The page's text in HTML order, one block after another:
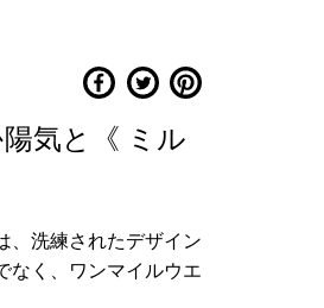
陽気と《 ミル
、洗練されたデザイン
なく、ワンマイルウエ